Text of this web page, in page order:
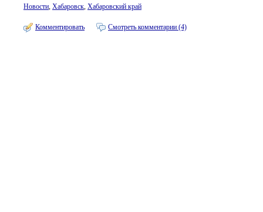
Новости, Хабаровск, Хабаровский край
Комментировать Смотреть комментарии (4)